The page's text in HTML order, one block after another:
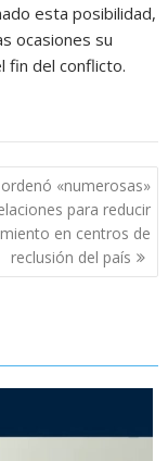
esta posibilidad,
ocasiones su
fin del conflicto.
ordenó «numerosas»
para reducir
en centros de
reclusión del país